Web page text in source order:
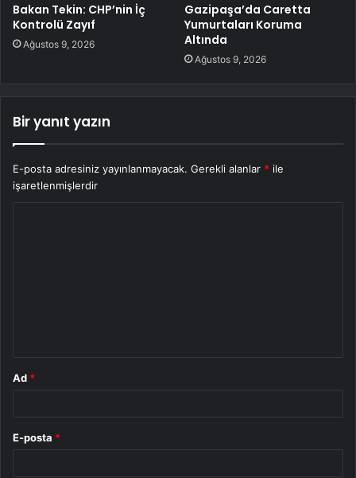
Bakan Tekin: CHP’nin İç
Kontrolü Zayıf
Ağustos 9, 2026
Gazipaşa’da Caretta
Yumurtaları Koruma
Altında
Ağustos 9, 2026
Bir yanıt yazın
E-posta adresiniz yayınlanmayacak. Gerekli alanlar * ile
işaretlenmişlerdir
Ad *
E-posta *